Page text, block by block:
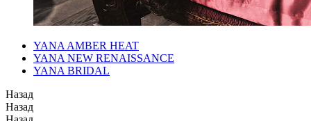
YANA AMBER HEAT
YANA NEW RENAISSANCE
YANA BRIDAL
Назад
Назад